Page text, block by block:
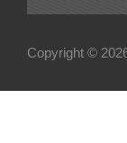
Copyright ©